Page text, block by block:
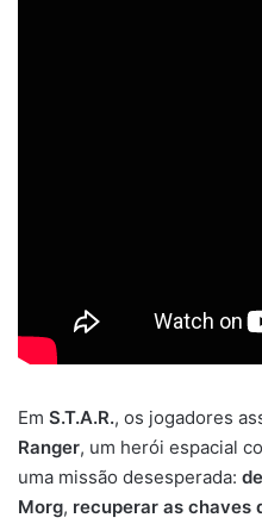
Em S.T.A.R., os jogadores
Ranger, um herói espacial
uma missão desesperada:
Morg, recuperar as chaves